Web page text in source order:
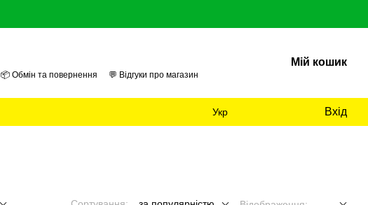
📦 Обмін та повернення
💬 Відгуки про магазин
Мій кошик
Укр Вхід